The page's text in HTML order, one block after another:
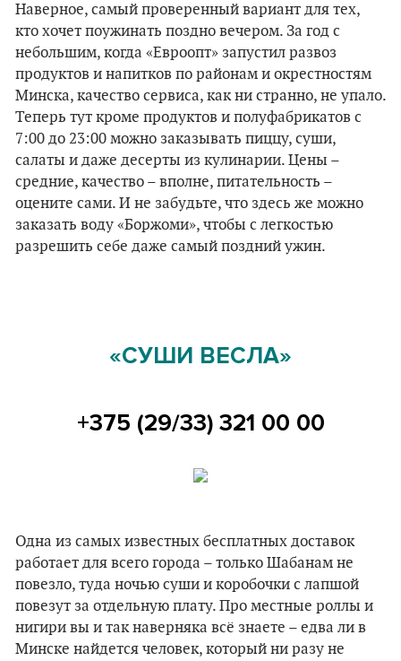
Наверное, самый проверенный вариант для тех,
кто хочет поужинать поздно вечером. За год с
небольшим, когда «Евроопт» запустил развоз
продуктов и напитков по районам и окрестностям
Минска, качество сервиса, как ни странно, не упало.
Теперь тут кроме продуктов и полуфабрикатов с
7:00 до 23:00 можно заказывать пиццу, суши,
салаты и даже десерты из кулинарии. Цены –
средние, качество – вполне, питательность –
оцените сами. И не забудьте, что здесь же можно
заказать воду «Боржоми», чтобы с легкостью
разрешить себе даже самый поздний ужин.
«СУШИ ВЕСЛА»
+375 (29/33) 321 00 00
Одна из самых известных бесплатных доставок
работает для всего города – только Шабанам не
повезло, туда ночью суши и коробочки с лапшой
повезут за отдельную плату. Про местные роллы и
нигири вы и так наверняка всё знаете – едва ли в
Минске найдется человек, который ни разу не